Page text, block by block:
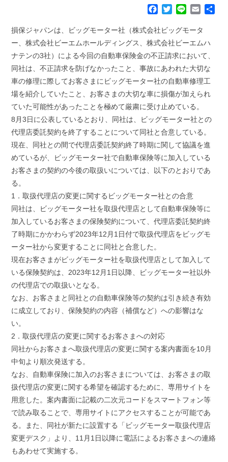
c
e
o
o
k
T
i
t
e
r
n
e
E
a
損保ジャパンは、ビッグモーター社（株式会社ビッグモータ
ー、株式会社ビーエムホールディングス、株式会社ビーエムハ
ナテンの3社）による今回の自動車保険金の不正請求において、
同社は、不正請求を防げなかったこと、事故にあわれた大切な
車の修理に際してお客さまにビッグモーター社の自動車修理工
場を紹介していたこと、お客さまの大切な車に損傷が加えられ
ていた可能性があったことを極めて厳粛に受け止めている。
8月3日に公表しているとおり、同社は、ビッグモーター社との
代理店委託契約を終了することについて同社と合意している。
現在、同社との間で代理店委託契約終了時期に関して協議を進
めているが、ビッグモーター社で自動車保険等に加入している
お客さまの契約の今後の取扱いについては、以下のとおりであ
る。
1．取扱代理店の変更に関するビッグモーター社との合意
同社は、ビッグモーター社を取扱代理店として自動車保険等に
加入しているお客さまの保険契約について、代理店委託契約終
了時期にかかわらず2023年12月1日付で取扱代理店をビッグモ
ーター社から変更することに同社と合意した。
現在お客さまがビッグモーター社を取扱代理店として加入して
いる保険契約は、2023年12月1日以降、ビッグモーター社以外
の代理店での取扱いとなる。
なお、お客さまと同社との自動車保険等の契約は引き続き有効
に成立しており、保険契約の内容（補償など）への影響はな
い。
2．取扱代理店の変更に関するお客さまへの対応
同社からお客さまへ取扱代理店の変更に関する案内書面を10月
中旬より順次発送する。
なお、自動車保険に加入のお客さまについては、お客さまの取
扱代理店の変更に関する希望を確認するために、専用サイトを
用意した。案内書面に記載の二次元コードをスマートフォン等
で読み取ることで、専用サイトにアクセスすることが可能であ
る。また、同社が新たに設置する「ビッグモーター取扱代理店
変更デスク」より、11月1日以降に電話によるお客さまへの連絡
もあわせて実施する。